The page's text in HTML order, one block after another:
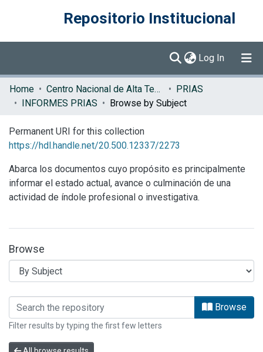
Repositorio Institucional
Log In (current)
Communities & Collections
Browse DSpace
Home Centro Nacional de Alta Tecnología (CENAT)
PRIAS
INFORMES PRIAS
Browse by Subject
Permanent URI for this collection
https://hdl.handle.net/20.500.12337/2273
Abarca los documentos cuyo propósito es principalmente
informar el estado actual, avance o culminación de una
actividad de índole profesional o investigativa.
Browse
Browsing INFORMES PRIAS byBrowse
Filter results by typing the first few letters